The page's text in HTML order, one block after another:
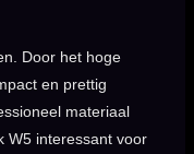
Door het hoge
en prettig
materiaal
W5 interessant voor